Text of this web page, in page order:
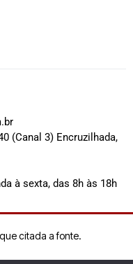
(Canal 3) Encruzilhada,
à sexta, das 8h às 18h
citada a fonte.